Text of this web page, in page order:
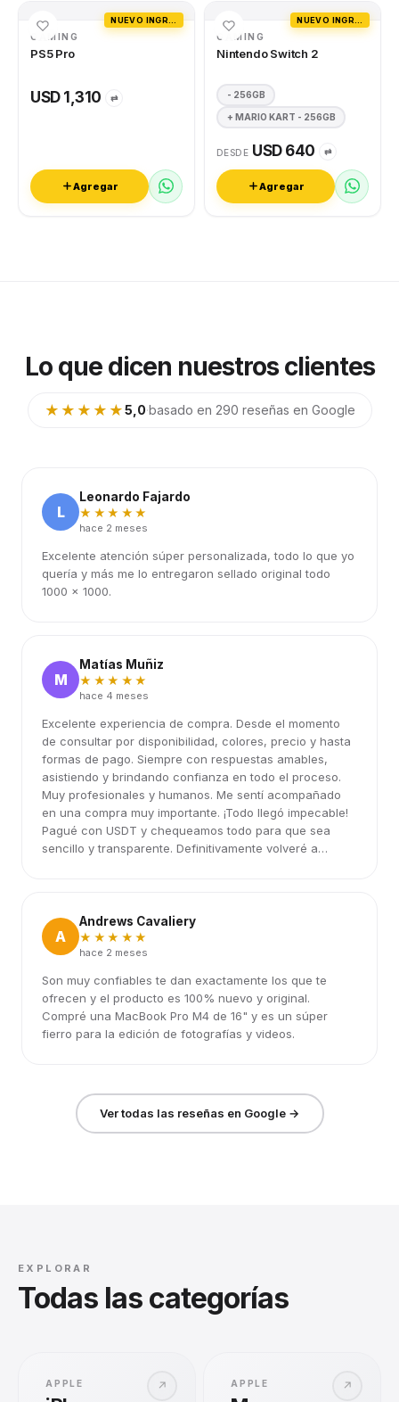
GAMING
PS5 Pro
USD 1,310 ⇄
Agregar
GAMING
Nintendo Switch 2
- 256GB
+ MARIO KART - 256GB
DESDE USD 640 ⇄
Agregar
Lo que dicen nuestros clientes
★★★★★5,0·basado en 290 reseñas en Google
L
Leonardo Fajardo
★★★★★
hace 2 meses
Excelente atención súper personalizada, todo lo que yo
quería y más me lo entregaron sellado original todo
1000 x 1000.
M
Matías Muñiz
★★★★★
hace 4 meses
Excelente experiencia de compra. Desde el momento
de consultar por disponibilidad, colores, precio y hasta
formas de pago. Siempre con respuestas amables,
asistiendo y brindando confianza en todo el proceso.
Muy profesionales y humanos. Me sentí acompañado
en una compra muy importante. ¡Todo llegó impecable!
Pagué con USDT y chequeamos todo para que sea
sencillo y transparente. Definitivamente volveré a
A
Andrews Cavaliery
★★★★★
hace 2 meses
Son muy confiables te dan exactamente los que te
ofrecen y el producto es 100% nuevo y original.
Compré una MacBook Pro M4 de 16" y es un súper
fierro para la edición de fotografías y videos.
Ver todas las reseñas en Google →
EXPLORAR
Todas las categorías
↗
APPLE ↗
APPLE